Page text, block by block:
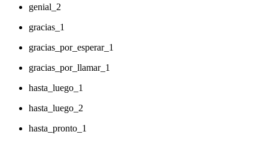
genial_2
gracias_1
gracias_por_esperar_1
gracias_por_llamar_1
hasta_luego_1
hasta_luego_2
hasta_pronto_1